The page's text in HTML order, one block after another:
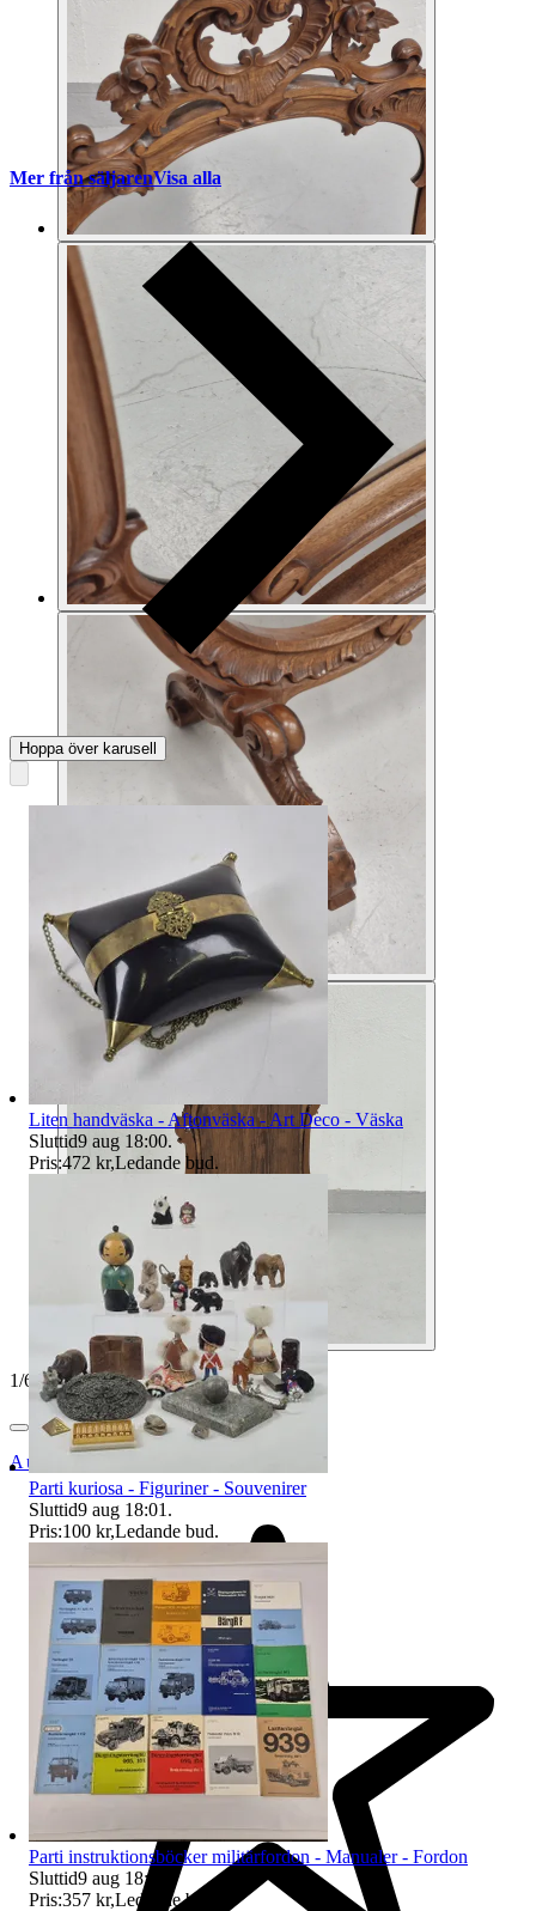
1/6
Auktionsbyra
Mer från säljarenVisa alla
Hoppa över karusell
Liten handväska - Aftonväska - Art Deco - Väska
Sluttid9 aug 18:00.
Pris:472 kr,Ledande bud.
Parti kuriosa - Figuriner - Souvenirer
Sluttid9 aug 18:01 .
Pris:100 kr,Ledande bud.
Parti instruktionsböcker militärfordon - Manualer - Fordon
Sluttid9 aug 18:02
Pris:357 kr,Ledande bud